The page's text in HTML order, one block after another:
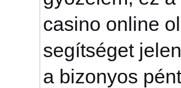
casino online
segítséget
a bizonyos